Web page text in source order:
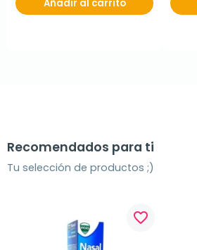
Añadir al carrito
Recomendados para ti
Tu selección de productos ;)
favorite_border